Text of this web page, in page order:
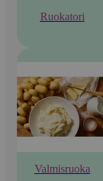
Ruokatori
Valmisruoka